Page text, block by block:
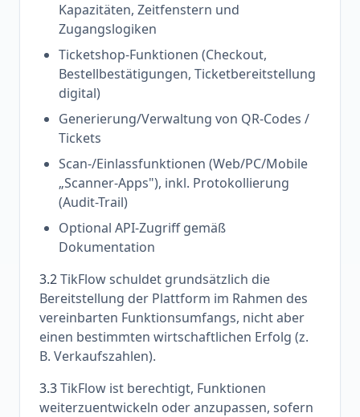
Kapazitäten, Zeitfenstern und
Zugangslogiken
Ticketshop-Funktionen (Checkout,
Bestellbestätigungen, Ticketbereitstellung
digital)
Generierung/Verwaltung von QR-Codes /
Tickets
Scan-/Einlassfunktionen (Web/PC/Mobile
„Scanner-Apps"), inkl. Protokollierung
(Audit-Trail)
Optional API-Zugriff gemäß
Dokumentation
3.2TikFlow schuldet grundsätzlich die
Bereitstellung der Plattform im Rahmen des
vereinbarten Funktionsumfangs, nicht aber
einen bestimmten wirtschaftlichen Erfolg (z.
B. Verkaufszahlen).
3.3TikFlow ist berechtigt, Funktionen
weiterzuentwickeln oder anzupassen, sofern